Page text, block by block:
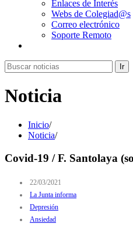
Enlaces de Interés
Webs de Colegiad@s
Correo electrónico
Soporte Remoto
Ir
Noticia
Inicio/
Noticia/
Covid-19 / F. Santolaya
22/03/2021
La Junta informa
Depresión
Ansiedad